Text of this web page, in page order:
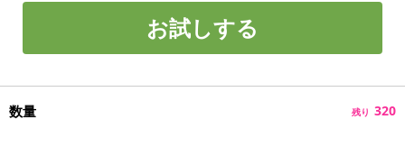
お試しする
数量 残り 320